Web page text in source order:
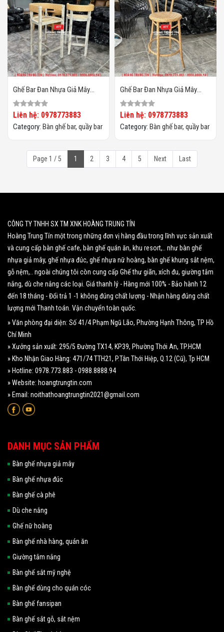
Ghế Bar Đan Nhựa Giả Mây
HTT011
Liên hệ: 0978773883
Category: Bàn ghế bar, quầy bar
Ghế Bar Đan Nhựa Giả Mây
HTT010
Liên hệ: 0978773883
Category: Bàn ghế bar, quầy bar
Page 1 / 5 1 2 3 4 5 Next Last
CÔNG TY TNHH SX TM XNK HOÀNG TRUNG TÍN
Hoàng Trung Tín một trong những đơn vị hàng đầu trong lĩnh vực sản xuất
và cung cấp bàn ghế cafe, bàn ghế quán ăn, khu resort,.. như bàn ghế
nhựa giả mây, ghế nhựa đúc, ghế nhựa nữ hoàng, bàn ghế khung sắt nệm,
gỗ nệm,.. ngoài chúng tôi còn cung cấp Ghế thư giãn, xích đu, giường tắm
nắng, dù che nắng các loại. Giá thanh lý - Hàng mới 100% - Bảo hành 12
đến 18 tháng - Đổi trả 1 -1 không đúng chất lượng - Nhận hàng đúng chất
lượng mới Thanh toán. Vận chuyển toàn quốc.
» Văn phòng đại diện: Số 41/4 Phạm Ngũ Lão, Phường Hạnh Thông, TP Hồ
Chí Minh
» Xưởng sản xuất: 295/5 Đường TX14, KP39, Phường Thới An, TP.HCM
» Kho Nhận Giao Hàng: 471/74 TTH21, P.Tân Thới Hiệp, Q.12 (Cũ), Tp HCM
» Hotline: 0978.773.883 - 0988.8888.94
» Website: hoangtrungtin.com
» Email: noithathoangtrungtin2021@gmail.com
DANH MỤC SẢN PHẨM
Bàn ghế nhựa giả mây
Bàn ghế nhựa đúc
Bàn ghế cà phê
Dù che nắng
Ghế nữ hoàng
Bàn ghế nhà hàng, quán ăn
Giường tắm nắng
Bàn ghế sắt mỹ nghệ
Bàn ghế dùng cho quán cóc
Bàn ghế fansipan
Bàn ghế sắt gỗ, sắt nệm